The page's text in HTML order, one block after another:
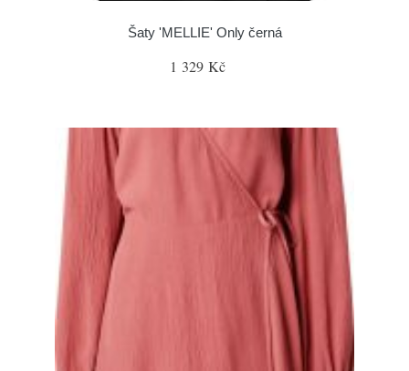
Šaty 'MELLIE' Only černá
1 329 Kč